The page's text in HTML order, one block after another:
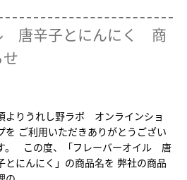
唐辛子とにんにく 商
せ
よりうれし野ラボ オンラインショ
を ご利用いただきありがとうござい
。 この度、「フレーバーオイル 唐
とにんにく」の商品名を 弊社の商品